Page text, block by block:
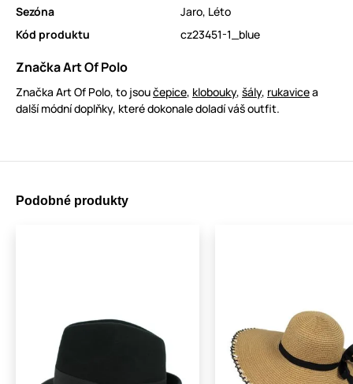
Sezóna
Jaro, Léto
Kód produktu
cz23451-1_blue
Značka Art Of Polo
Značka Art Of Polo, to jsoučepice, klobouky, šály, rukavicea
další módní doplňky, které dokonale doladí váš outfit.
Podobné produkty